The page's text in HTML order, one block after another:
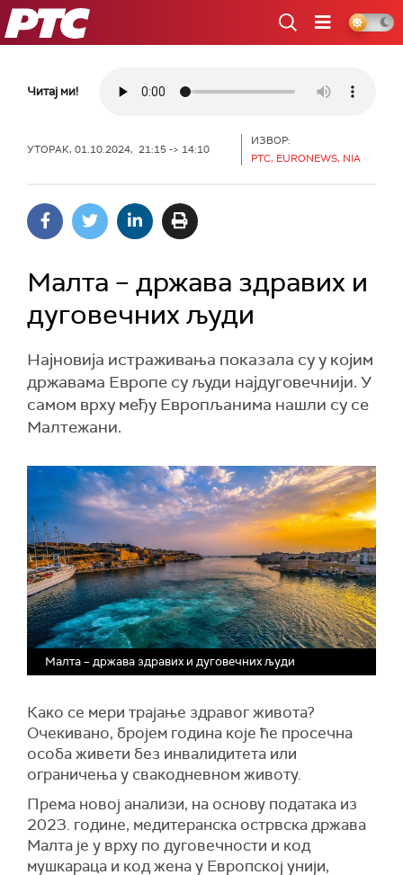
РТС
Читај ми!
УТОРАК, 01.10.2024, 21:15 -> 14:10
ИЗВОР:
РТС, EURONEWS, NIA
Малта – држава здравих и
дуговечних људи
Најновија истраживања показала су у којим
државама Европе су људи најдуговечнији. У
самом врху међу Европљанима нашли су се
Малтежани.
Малта – држава здравих и дуговечних људи
Како се мери трајање здравог живота?
Очекивано, бројем година које ће просечна
особа живети без инвалидитета или
ограничења у свакодневном животу.
Према новој анализи, на основу података из
2023. године, медитеранска острвска држава
Малта је у врху по дуговечности и код
мушкараца и код женау Европској унији,